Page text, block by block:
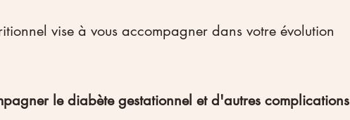
vise à vous accompagner dans votre évolution
le diabète gestationnel et d'autres complications